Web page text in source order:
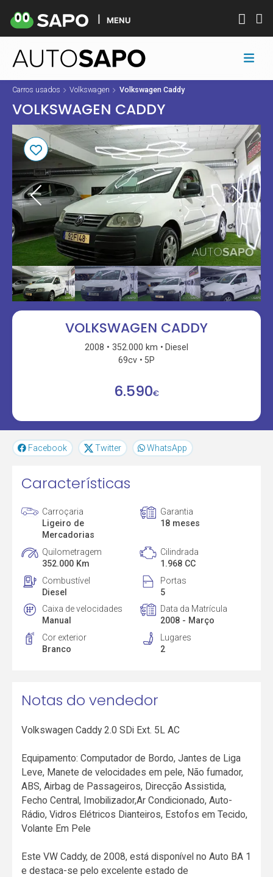
MENU
Carros usados Volkswagen Volkswagen Caddy
VOLKSWAGEN CADDY
VOLKSWAGEN CADDY
2008 352.000 km
Diesel
69cv
5P
6.590€
Facebook Twitter WhatsApp
Características
Carroçaria
Ligeiro de
Mercadorias
Garantia
18 meses
Quilometragem
352.000 Km
Cilindrada
1.968 CC
Combustível
Diesel
Portas
5
Caixa de velocidades
Manual
Data da Matrícula
2008 - Março
Cor exterior
Branco
Lugares
2
Notas do vendedor
Volkswagen Caddy 2.0 SDi Ext. 5L AC
Equipamento: Computador de Bordo, Jantes de Liga
Leve, Manete de velocidades em pele, Não fumador,
ABS, Airbag de Passageiros, Direcção Assistida,
Fecho Central, Imobilizador,Ar Condicionado, Auto-
Rádio, Vidros Elétricos Dianteiros, Estofos em Tecido,
Volante Em Pele
Este VW Caddy, de 2008, está disponível no Auto BA 1
e destaca-se pelo excelente estado de